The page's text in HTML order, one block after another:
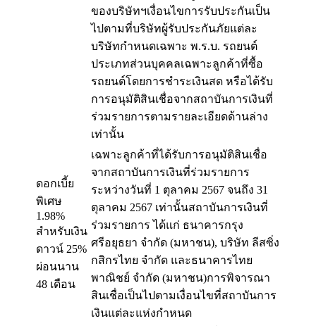
ของบริษัทฯเงื่อนไขการรับประกันเป็น
ไปตามที่บริษัทผู้รับประกันภัยแต่ละ
บริษัทกำหนดเฉพาะ พ.ร.บ. รถยนต์
ประเภทส่วนบุคคลเฉพาะลูกค้าที่ซื้อ
รถยนต์โดยการชำระเงินสด หรือได้รับ
การอนุมัติสินเชื่อจากสถาบันการเงินที่
ร่วมรายการตามรายละเอียดด้านล่าง
เท่านั้น
ดอกเบี้ย
พิเศษ
1.98%
สำหรับเงิน
ดาวน์ 25%
ผ่อนนาน
48 เดือน
เฉพาะลูกค้าที่ได้รับการอนุมัติสินเชื่อ
จากสถาบันการเงินที่ร่วมรายการ
ระหว่างวันที่ 1 ตุลาคม 2567 จนถึง 31
ตุลาคม 2567 เท่านั้นสถาบันการเงินที่
ร่วมรายการ ได้แก่ ธนาคารกรุง
ศรีอยุธยา จำกัด (มหาชน), บริษัท ลีสซิ่ง
กสิกรไทย จำกัด และธนาคารไทย
พาณิชย์ จำกัด (มหาชน)การพิจารณา
สินเชื่อเป็นไปตามเงื่อนไขที่สถาบันการ
เงินแต่ละแห่งกำหนด